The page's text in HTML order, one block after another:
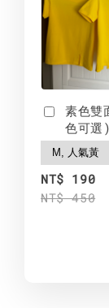
素色
色可選)
NT$ 190
NT$ 450